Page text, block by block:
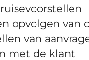
opvolgen van
van
met de klant